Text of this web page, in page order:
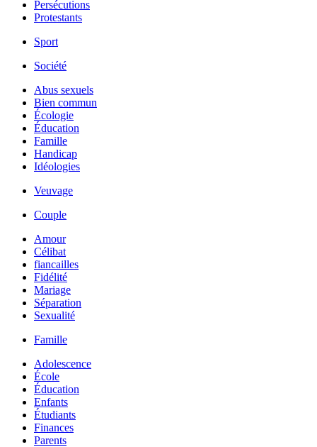
Persécutions
Protestants
Sport
Société
Abus sexuels
Bien commun
Écologie
Éducation
Famille
Handicap
Idéologies
Veuvage
Couple
Amour
Célibat
fiancailles
Fidélité
Mariage
Séparation
Sexualité
Famille
Adolescence
École
Éducation
Enfants
Étudiants
Finances
Parents